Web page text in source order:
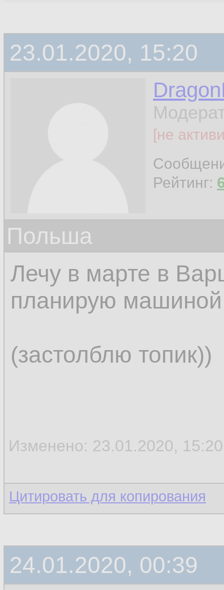
23.01.2020, 15:20
[не
Рейтинг:
Польша
Лечу в марте в
планирую
(застолблю топик))
Изменено: 23.01.2020,
Цитировать для копирования
24.01.2020, 00:39